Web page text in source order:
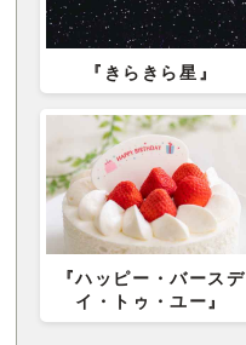
『きらきら星』
『ハッピー・バースデ
イ・トゥ・ユー』